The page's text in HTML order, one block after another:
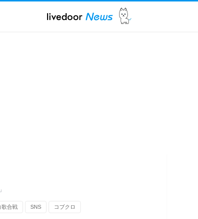
歌合戦 SNS コブクロ